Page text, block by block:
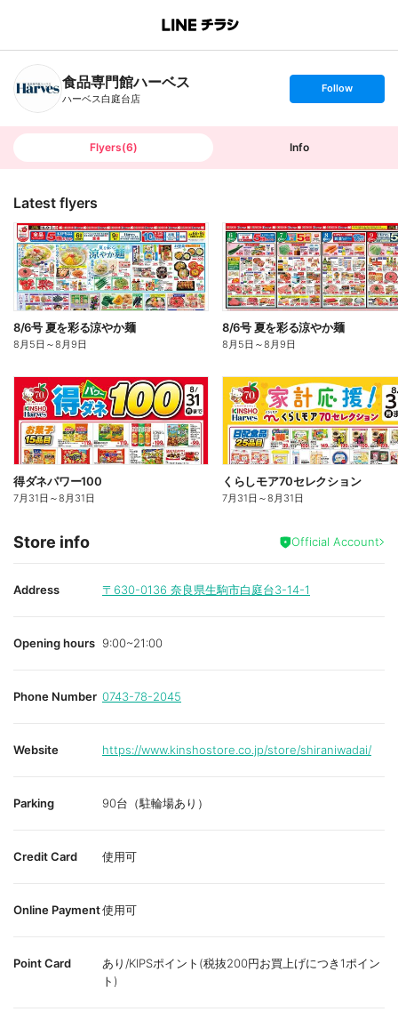
B
n
c
h
T
食品専門館ハーベス
ハーベス白庭台店
s
t
o
Follow
Flyers(6) Info
Latest flyers
8/6号 夏を彩る涼やか麺
8月5日 ～8月9日
8/6号 夏を彩る涼やか麺
8月5日 ～8月9日
得ダネパワー100
7月31日 ～8月31日
くらしモア70セレクション
7月31日 ～8月31日
Store info Official Account
Address 〒630-0136 奈良県生駒市白庭台3-14-1
Opening hours 9:00~21:00
Phone Number 0743-78-2045
Website https://www.kinshostore.co.jp/store/shiraniwadai/
Parking 90台（駐輪場あり）
Credit Card 使用可
Online Payment使用可
Point Card
あり/KIPSポイント(税抜200円お買上げにつき1ポイン
ト)